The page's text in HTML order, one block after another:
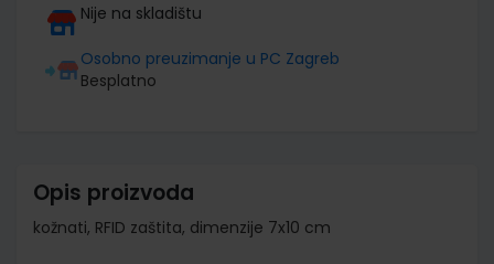
Nije na skladištu
Osobno preuzimanje u PC Zagreb
Besplatno
Opis proizvoda
kožnati, RFID zaštita, dimenzije 7x10 cm